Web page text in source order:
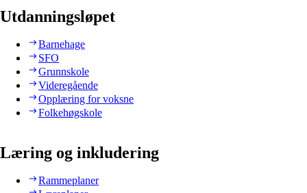
Utdanningsløpet
Barnehage
SFO
Grunnskole
Videregående
Opplæring for voksne
Folkehøgskole
Læring og inkludering
Rammeplaner